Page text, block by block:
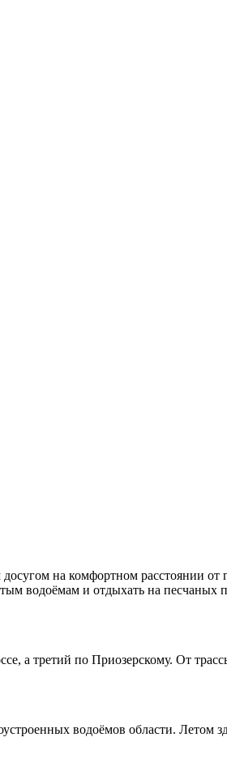
на комфортном расстоянии
водоёмам и отдыхать на
а третий по Приозерскому. От
водоёмов области. Летом